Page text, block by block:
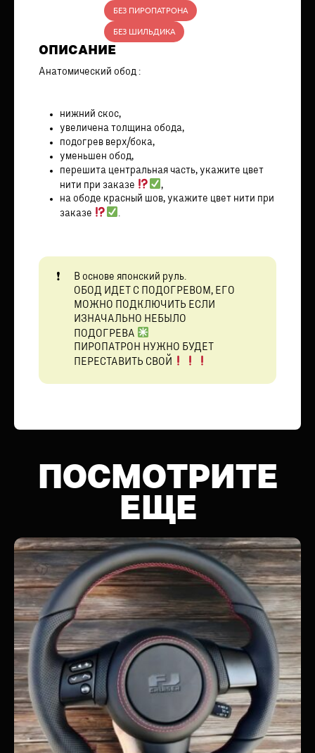
ОПИСАНИЕ
Анатомический обод :
нижний скос,
увеличена толщина обода,
подогрев верх/бока,
уменьшен обод,
перешита центральная часть, укажите цвет
нити при заказе
,
на ободе красный шов, укажите цвет нити при
заказе
.
В основе японский руль.
ОБОД ИДЕТ С ПОДОГРЕВОМ, ЕГО
МОЖНО ПОДКЛЮЧИТЬ ЕСЛИ
ИЗНАЧАЛЬНО НЕБЫЛО
ПОДОГРЕВА
ПИРОПАТРОН НУЖНО БУДЕТ
ПЕРЕСТАВИТЬ СВОЙ
БЕЗ ПИРОПАТРОНА
БЕЗ ШИЛЬДИКА
ПОСМОТРИТЕ
ЕЩЕ